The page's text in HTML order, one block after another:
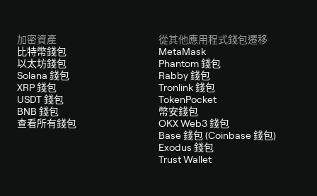
加密資產
比特幣錢包
以太坊錢包
Solana 錢包
XRP 錢包
USDT 錢包
BNB 錢包
查看所有錢包
從其他應用程式錢包遷移
MetaMask
Phantom 錢包
Rabby 錢包
Tronlink 錢包
TokenPocket
幣安錢包
OKX Web3 錢包
Base 錢包 (Coinbase 錢包)
Exodus 錢包
Trust Wallet